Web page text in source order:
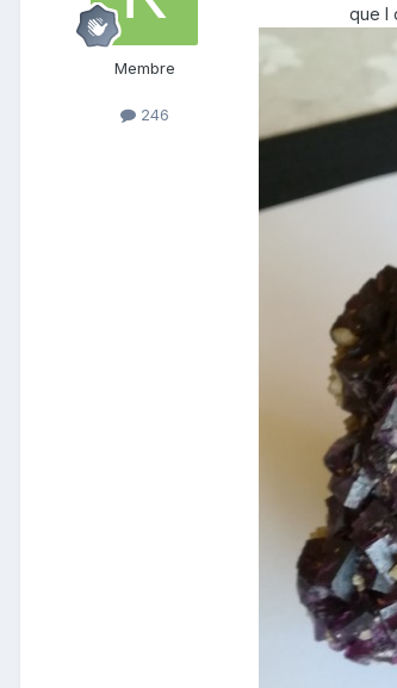
Membre
246
que l on